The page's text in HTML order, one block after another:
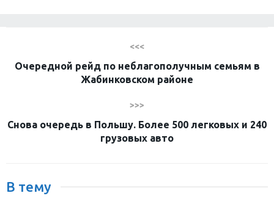
<<<
Очередной рейд по неблагополучным семьям в
Жабинковском районе
>>>
Снова очередь в Польшу. Более 500 легковых и 240
грузовых авто
В тему